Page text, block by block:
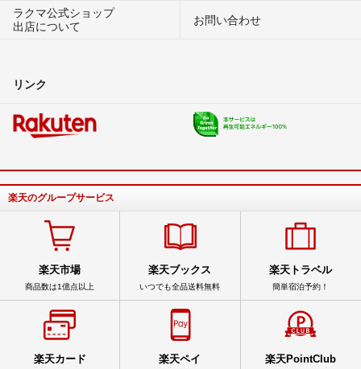
ラクマ公式ショップ
出店について
お問い合わせ
リンク
楽天のグループサービス
楽天市場
商品数は1億点以上
楽天ブックス
いつでも全品送料無料
楽天トラベル
簡単宿泊予約！
楽天カード 楽天ペイ 楽天PointClub